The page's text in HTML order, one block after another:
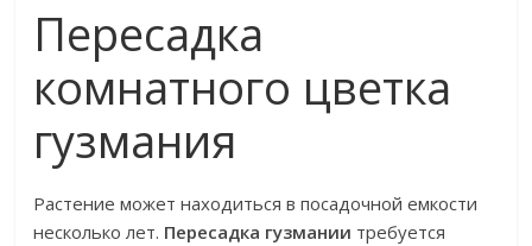
Пересадка
комнатного цветка
гузмания
Растение может находиться в посадочной емкости
несколько лет. Пересадка гузмании требуется